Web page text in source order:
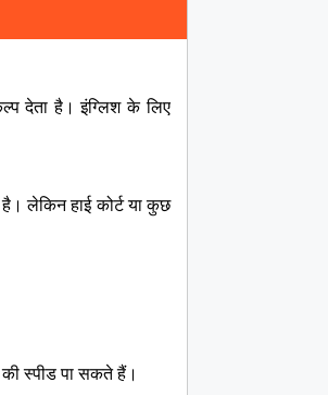
देता है। इंग्लिश के लिए
लेकिन हाई कोर्ट या कुछ
स्पीड पा सकते हैं।